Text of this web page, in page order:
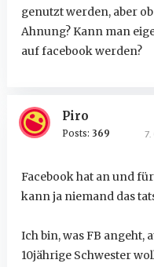
genutzt werden, aber
Ahnung? Kann man
auf facebook werden?
Piro
Posts: 369 7.
Facebook hat an und
kann ja niemand das
Ich bin, was FB angeht,
10jährige Schwester